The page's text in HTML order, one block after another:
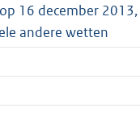
16 december
andere wetten